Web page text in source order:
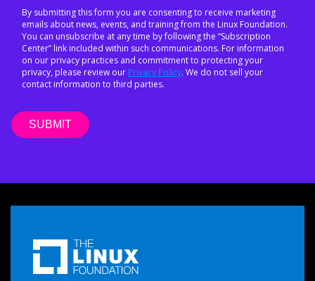
By submitting this form you are consenting to receive marketing
emails about news, events, and training from the Linux Foundation.
You can unsubscribe at any time by following the “Subscription
Center” link included within such communications. For information
on our privacy practices and commitment to protecting your
privacy, please review our Privacy Policy. We do not sell your
contact information to third parties.